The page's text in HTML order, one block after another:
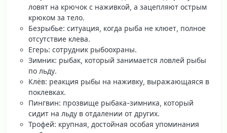
ловят на крючок с наживкой, а зацепляют острым
крюком за тело.
Безрыбье: ситуация, когда рыба не клюет, полное
отсутствие клева.
Егерь: сотрудник рыбоохраны.
Зимник: рыбак, который занимается ловлей рыбы
по льду.
Клёв: реакция рыбы на наживку, выражающаяся в
поклевках.
Пингвин: прозвище рыбака-зимника, который
сидит на льду в отдалении от других.
Трофей: крупная, достойная особая упоминания